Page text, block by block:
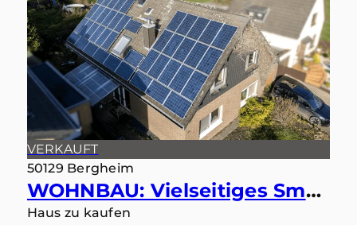
VERKAUFT
50129 Bergheim
WOHNBAU: Vielseitiges Smart-Home: Ideal als Einfamilienhaus oder Zweiparteienhaus
Haus zu kaufen